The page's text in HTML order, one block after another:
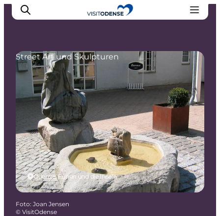
Odense erleben
Veranstaltungen
Reiseplanung
Inspiration
Odense, Fünen und die Inseln
Street Art und Skulpturen
Foto: Joan Jensen
© VisitOdense